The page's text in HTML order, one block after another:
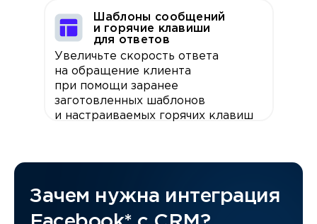
Шаблоны сообщений
и горячие клавиши
для ответов
Увеличьте скорость ответа
на обращение клиента
при помощи заранее
заготовленных шаблонов
и настраиваемых горячих клавиш
Зачем нужна интеграция